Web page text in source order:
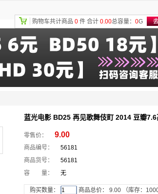
购物车共计商品 0 件 合计 0.00总容量： 0G
蓝光电影 BD25 再见歌舞伎町 2014 豆瓣
零售价： 9.00
商品编号：
56181
商品货号：
56181
容 量：
无
购买数量： 商品总价： 9.00 （库存：